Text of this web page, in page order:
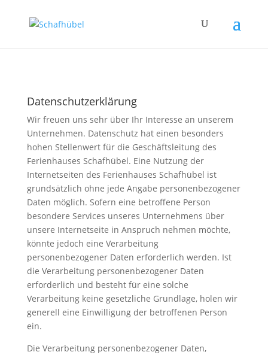
Datenschutzerklärung
Wir freuen uns sehr über Ihr Interesse an unserem
Unternehmen. Datenschutz hat einen besonders
hohen Stellenwert für die Geschäftsleitung des
Ferienhauses Schafhübel. Eine Nutzung der
Internetseiten des Ferienhauses Schafhübel ist
grundsätzlich ohne jede Angabe personenbezogener
Daten möglich. Sofern eine betroffene Person
besondere Services unseres Unternehmens über
unsere Internetseite in Anspruch nehmen möchte,
könnte jedoch eine Verarbeitung
personenbezogener Daten erforderlich werden. Ist
die Verarbeitung personenbezogener Daten
erforderlich und besteht für eine solche
Verarbeitung keine gesetzliche Grundlage, holen wir
generell eine Einwilligung der betroffenen Person
ein.
Die Verarbeitung personenbezogener Daten,